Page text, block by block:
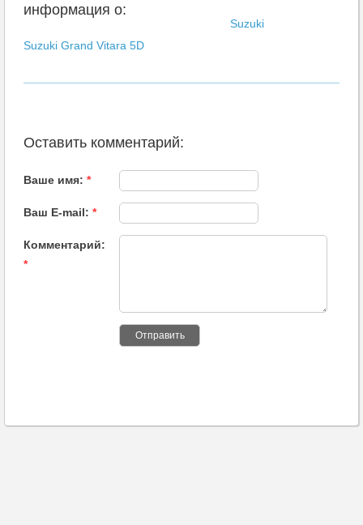
информация о:
Suzuki Grand Vitara 5D
Suzuki
Оставить комментарий:
Ваше имя: *
Ваш E-mail: *
Комментарий:
*
Отправить